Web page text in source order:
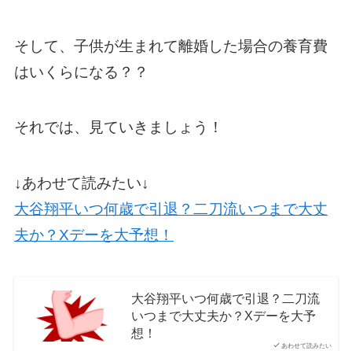
そして、子供が生まれて離婚した場合の養育費
はいくらになる？？
それでは、見ていきましょう！
↓あわせて読みたい↓
大谷翔平いつ何歳で引退？二刀流いつまで大丈
夫か？Xデーを大予想！
あわせて読みたい
大谷翔平いつ何歳で引退？二刀流
いつまで大丈夫か？Xデーを大予
想！